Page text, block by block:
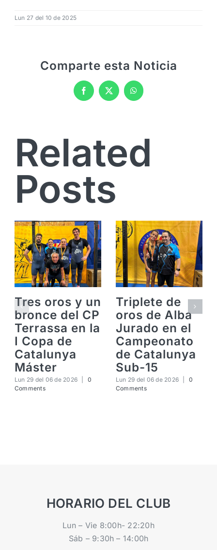
Lun 27 del 10 de 2025
Comparte esta Noticia
Facebook
X WhatsApp
Related
Posts
Tres oros y un
bronce del CP
Terrassa en la
I Copa de
Catalunya
Máster
Lun 29 del 06 de 2026
0
Comments
Triplete de
oros de Alba
Jurado en el
Campeonato
de Catalunya
Sub-15
Lun 29 del 06 de 2026
0
Comments
HORARIO DEL CLUB
Lun – Vie 8:00h- 22:20h
Sáb – 9:30h – 14:00h